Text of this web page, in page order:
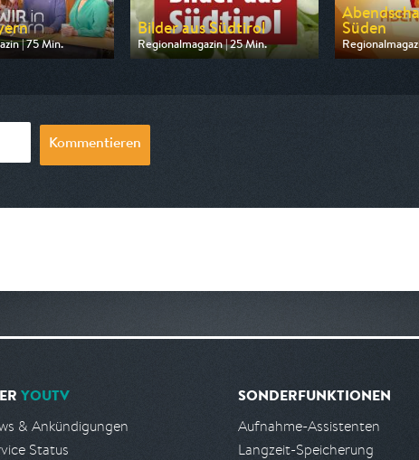
| 75 Min.
BR
Bilder aus Südtirol
Regionalmagazin | 25 Min.
Ausgestrahlt von 3sat
Süden
Ausgestrahlt
Kommentieren
YOUTV
& Ankündigungen
Status
SONDERFUNKTIONEN
Aufnahme-Assistenten
Langzeit-Speicherung